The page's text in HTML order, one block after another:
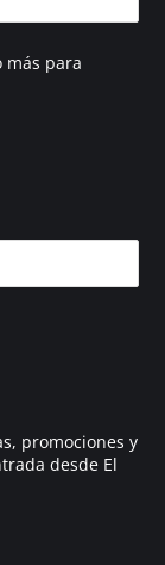
más para
promociones y
desde El